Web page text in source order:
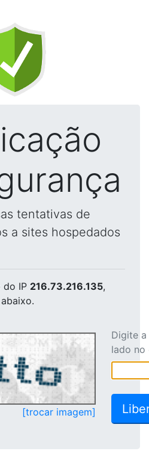
tentativas de
a sites hospedados
do IP 216.73.216.135,
[trocar imagem]
Digite
lado no